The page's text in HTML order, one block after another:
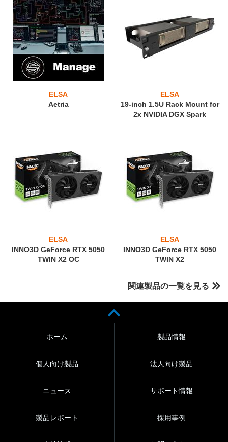
ELSA
Aetria
ELSA
19-inch 1.5U Rack Mount for
2x NVIDIA DGX Spark
ELSA
INNO3D GeForce RTX 5050
TWIN X2 OC
ELSA
INNO3D GeForce RTX 5050
TWIN X2
関連製品の一覧を見る
ホーム 製品情報
個人向け製品 法人向け製品
ニュース サポート情報
製品レポート 採用事例